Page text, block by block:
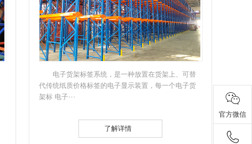
电子货架标签系统，是一种放置在货架上、可替
代传统纸质价格标签的电子显示装置，每一个电子货
架标 电子···
了解详情
体性
放品
官方微信